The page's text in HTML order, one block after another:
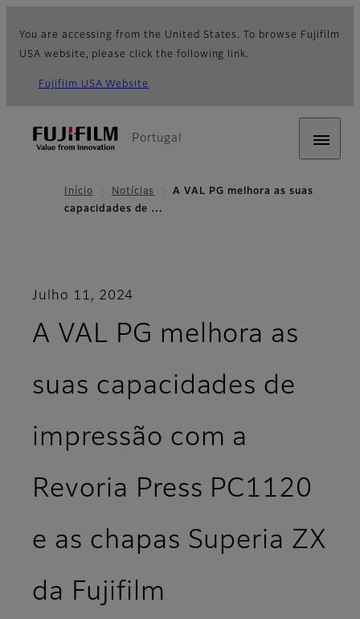
You are accessing from the United States. To browse Fujifilm
USA website, please click the following link.
Fujifilm USA Website
Portugal
Início Notícias
A VAL PG melhora as suas
capacidades de …
Julho 11, 2024
A VAL PG melhora as
suas capacidades de
impressão com a
Revoria Press PC1120
e as chapas Superia ZX
da Fujifilm